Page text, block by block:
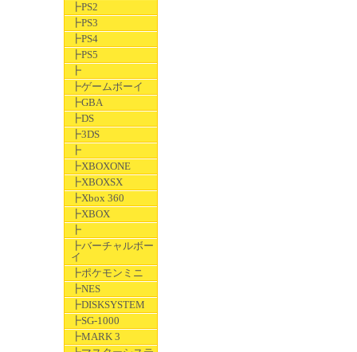
┣PS2
┣PS3
┣PS4
┣PS5
┣
┣ゲームボーイ
┣GBA
┣DS
┣3DS
┣
┣XBOXONE
┣XBOXSX
┣Xbox 360
┣XBOX
┣
┣バーチャルボー
イ
┣ポケモンミニ
┣NES
┣DISKSYSTEM
┣SG-1000
┣MARK 3